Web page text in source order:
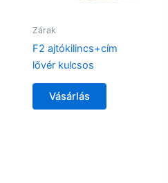
Zárak
F2 ajtókilincs+cím
lővér kulcsos
Vásárlás